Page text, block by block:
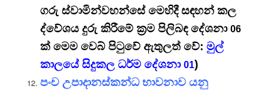
ගරු ස්වාමින්වහන්සේ මෙහිදී සඳහන් කල
ද්වේශය දුරු කිරීමේ ක්‍රම පිලිබඳ දේශනා 06
ක් මෙම වෙබ් පිටුවේ ඇතුලත් වේ: මුල්
කාලයේ සිදුකල ධර්ම දේශනා 01)
පංච උපාදානස්කන්ධ භාවනාව යනු